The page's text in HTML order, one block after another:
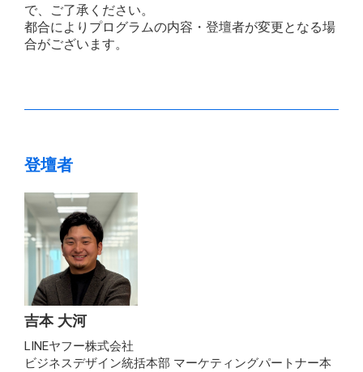
で、ご了承ください。
都合によりプログラムの内容・登壇者が変更となる場
合がございます。
登壇者
吉本 大河
LINEヤフー株式会社
ビジネスデザイン統括本部 マーケティングパートナー本